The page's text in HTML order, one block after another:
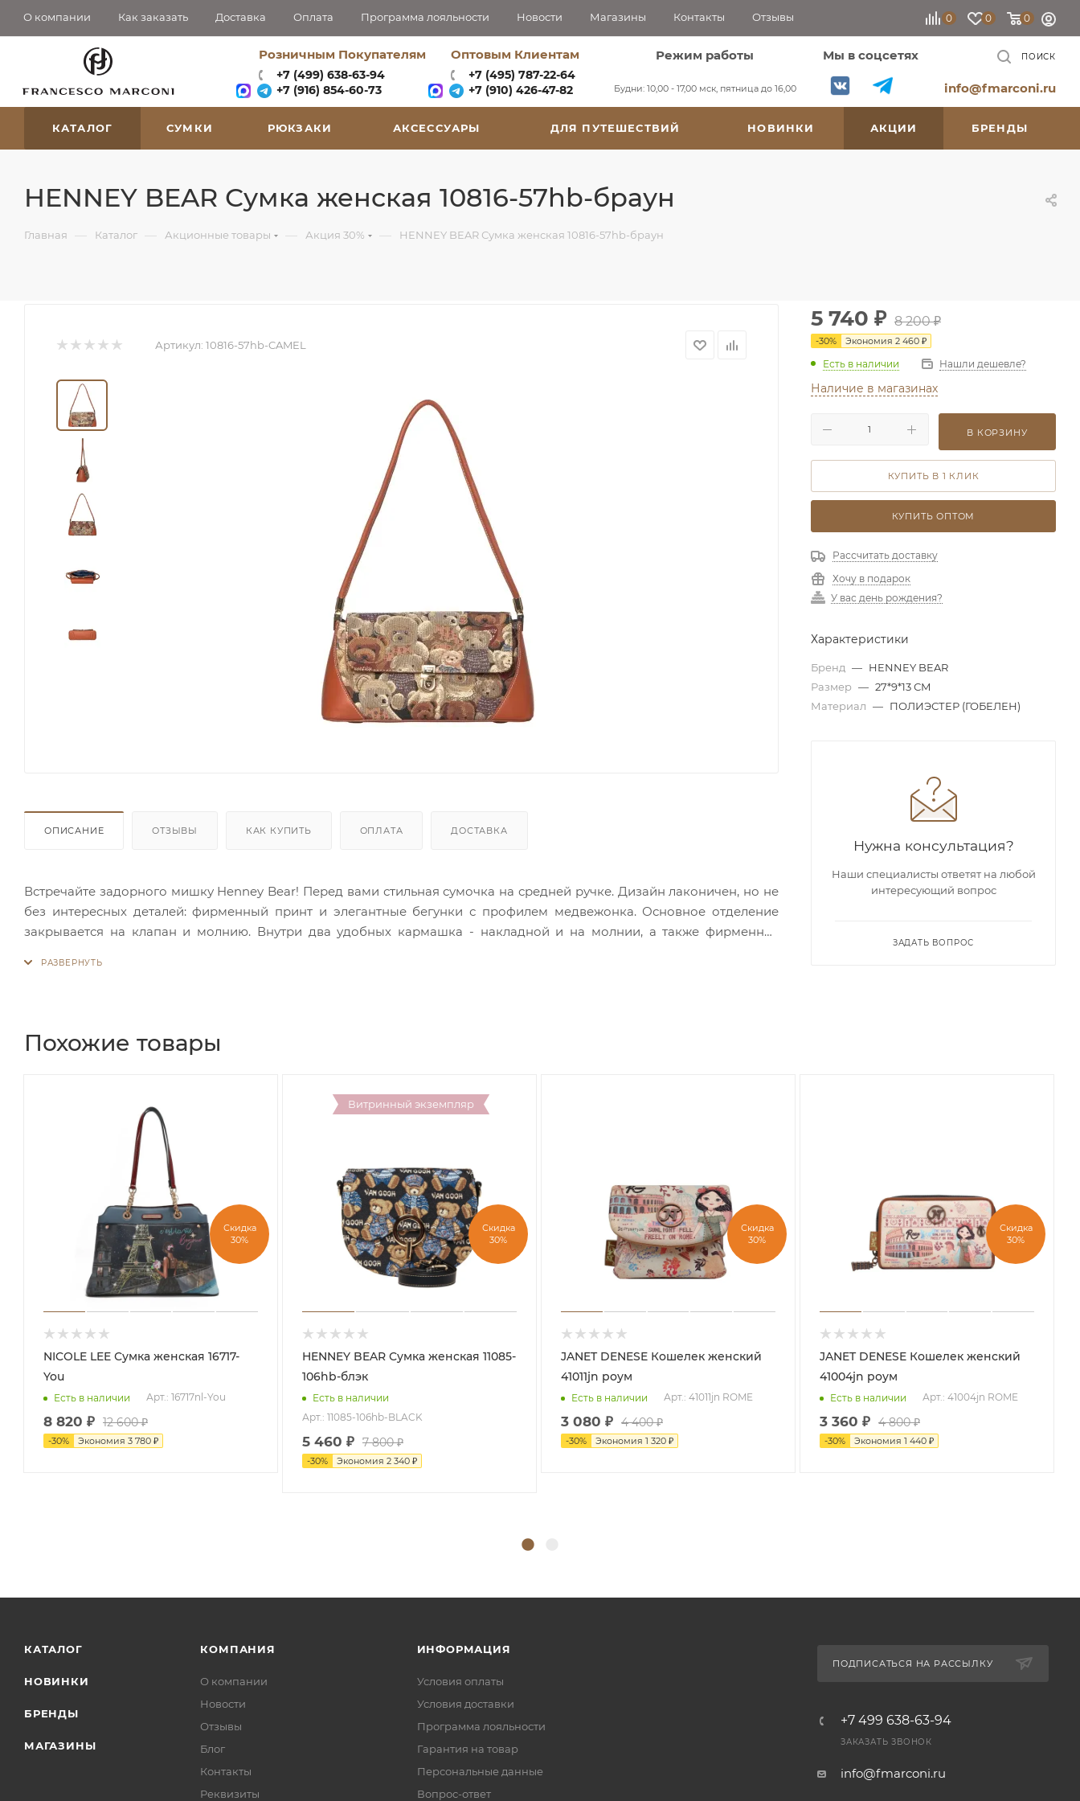
О компании Как заказать Доставка Оплата Программа лояльности Новости Магазины Контакты Отзывы 0 0 0
Розничным Покупателям
+7 (499) 638-63-94
+7 (916) 854-60-73‬
Оптовым Клиентам
+7 (495) 787-22-64
+7 (910) 426-47-82
Режим работы
Будни: 10,00 - 17,00 мск, пятница до 16,00
Мы в соцсетях ПОИСК
info@fmarconi.ru
КАТАЛОГ СУМКИ РЮКЗАКИ АКСЕССУАРЫ ДЛЯ ПУТЕШЕСТВИЙ НОВИНКИ АКЦИИ БРЕНДЫ
HENNEY BEAR Сумка женская 10816-57hb-браун
Главная — Каталог — Акционные товары — Акция 30% — HENNEY BEAR Сумка женская 10816-57hb-браун
Артикул: 10816-57hb-CAMEL
ОПИСАНИЕ ОТЗЫВЫ КАК КУПИТЬ ОПЛАТА ДОСТАВКА
Встречайте задорного мишку Henney Bear! Перед вами стильная сумочка на средней ручке. Дизайн лаконичен, но не
без интересных деталей: фирменный принт и элегантные бегунки с профилем медвежонка. Основное отделение
закрывается на клапан и молнию. Внутри два удобных кармашка - накладной и на молнии, а также фирменная
5 740 ₽ 8 200₽
-30% Экономия 2 460 ₽
Есть в наличии Нашли дешевле?
Наличие в магазинах
В КОРЗИНУ
КУПИТЬ В 1 КЛИК
КУПИТЬ ОПТОМ
Рассчитать доставку
Хочу в подарок
У вас день рождения?
Характеристики
Бренд — HENNEY BEAR
Размер — 27*9*13 СМ
Материал — ПОЛИЭСТЕР (ГОБЕЛЕН)
Нужна консультация?
Наши специалисты ответят на любой
интересующий вопрос
ЗАДАТЬ ВОПРОС
Похожие товары
Скидка
30%
NICOLE LEE Сумка женская 16717-
You
Есть в наличии Арт.: 16717nl-You
8 820 ₽ 12 600₽
-30% Экономия 3 780 ₽
Витринный экземпляр
Скидка
30%
HENNEY BEAR Сумка женская 11085-
106hb-блэк
Есть в наличии
Арт.: 11085-106hb-BLACK
5 460 ₽ 7 800₽
-30% Экономия 2 340 ₽
Скидка
30%
JANET DENESE Кошелек женский
41011jn роум
Есть в наличии Арт.: 41011jn ROME
3 080 ₽ 4 400₽
-30% Экономия 1 320 ₽
Скидка
30%
JANET DENESE Кошелек женский
41004jn роум
Есть в наличии Арт.: 41004jn ROME
3 360 ₽ 4 800₽
-30% Экономия 1 440 ₽
КАТАЛОГ
НОВИНКИ
БРЕНДЫ
МАГАЗИНЫ
КОМПАНИЯ
О компании
Новости
Отзывы
Блог
Контакты
Реквизиты
ИНФОРМАЦИЯ
Условия оплаты
Условия доставки
Программа лояльности
Гарантия на товар
Персональные данные
Вопрос-ответ
ПОДПИСАТЬСЯ НА РАССЫЛКУ
+7 499 638-63-94
ЗАКАЗАТЬ ЗВОНОК
info@fmarconi.ru